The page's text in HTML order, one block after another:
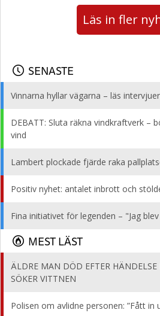
Läs in fler
SENASTE
Vinnarna hyllar vägarna – läs
DEBATT: Sluta räkna vindkraftverk –
vind
Lambert plockade fjärde raka
Positiv nyhet: antalet inbrott och
Fina initiativet för legenden – "Jag
MEST LÄST
ÄLDRE MAN DÖD EFTER
SÖKER VITTNEN
Polisen om avlidne personen: ”Fått in